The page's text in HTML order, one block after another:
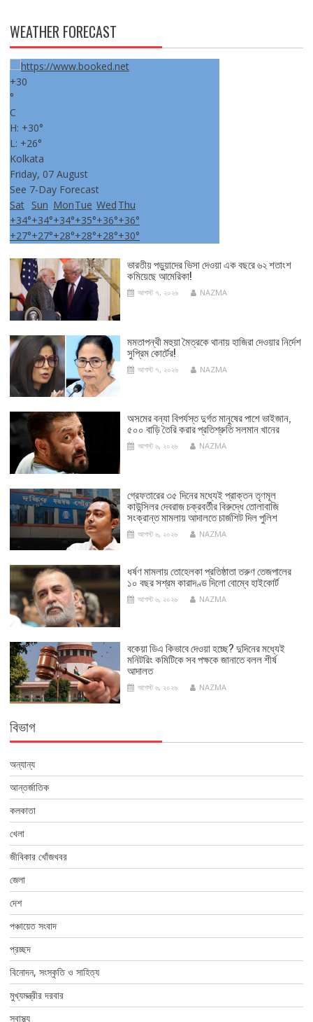
WEATHER FORECAST
+30
°
C
H: +30°
L: +26°
Kolkata
Friday, 07 August
See 7-Day Forecast
Sat Sun MonTue Wed Thu
+34°+34°+34°+35°+36°+36°
+27°+27°+28°+28°+28°+30°
ভারতীয় পড়ুয়াদের ভিসা দেওয়া এক বছরে ৬২ শতাংশ
কমিয়েছে আমেরিকা!
আগস্ট ৭, ২০২৬ NAZMA
মমতাপন্থী মহুয়া মৈত্রকে থানায় হাজিরা দেওয়ার নির্দেশ
সুপ্রিম কোর্টের!
আগস্ট ৭, ২০২৬ NAZMA
অসমের বন্যা বিপর্যস্ত দুর্গত মানুষের পাশে ভাইজান,
৫০০ বাড়ি তৈরি করার প্রতিশ্রুতি সলমান খানের
আগস্ট ৬, ২০২৬ NAZMA
গ্রেফতারের ৩৫ দিনের মধ্যেই প্রাক্তন তৃণমূল
কাউন্সিলর দেবরাজ চক্রবর্তীর বিরুদ্ধে তোলাবাজি
সংক্রান্ত মামলায় আদালতে চার্জশিট দিল পুলিশ
আগস্ট ৬, ২০২৬ NAZMA
ধর্ষণ মামলায় তোহেলকা প্রতিষ্ঠাতা তরুণ তেজপালের
১০ বছর সশ্রম কারাদণ্ড দিলো বোম্বে হাইকোর্ট
আগস্ট ৬, ২০২৬ NAZMA
বকেয়া ডিএ কিভাবে দেওয়া হচ্ছে? দুদিনের মধ্যেই
মনিটরিং কমিটিকে সব পক্ষকে জানাতে বলল শীর্ষ
আদালত
আগস্ট ৬, ২০২৬ NAZMA
বিভাগ
অন্যান্য
আন্তর্জাতিক
কলকাতা
খেলা
জীবিকার খোঁজখবর
জেলা
দেশ
পঞ্চায়েত সংবাদ
প্রচ্ছদ
বিনোদন, সংস্কৃতি ও সাহিত্য
মুখ্যমন্ত্রীর দরবার
স্বাস্থ্য